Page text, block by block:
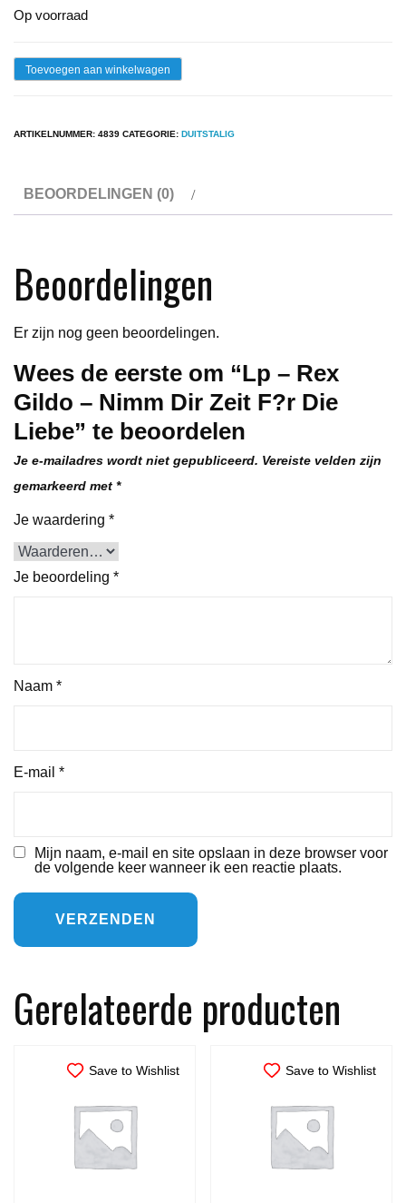
Op voorraad
Lp
Nimm
F?
r
aantal
Toevoegen aan winkelwagen
ARTIKELNUMMER: 4839 CATEGORIE: DUITSTALIG
BEOORDELINGEN (0)
Beoordelingen
Er zijn nog geen beoordelingen.
Wees de eerste om “Lp – Rex
Gildo – Nimm Dir Zeit F?r Die
Liebe” te beoordelen
Je e-mailadres wordt niet gepubliceerd. Vereiste velden zijn
gemarkeerd met *
Je waardering *
Je beoordeling *
Naam *
E-mail *
Mijn naam, e-mail en site opslaan in deze browser voor
de volgende keer wanneer ik een reactie plaats.
Gerelateerde producten
Save to Wishlist Save to Wishlist